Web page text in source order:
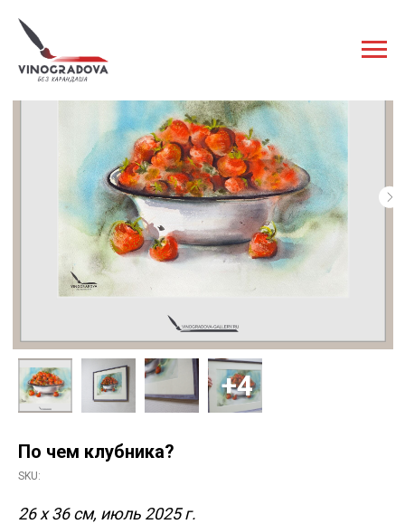
По чем клубника?
SKU:
26 х 36 см, июль 2025 г.